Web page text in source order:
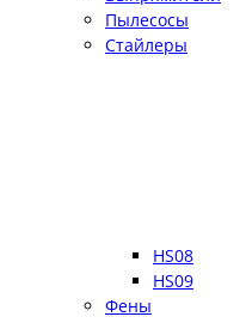
Пылесосы
Стайлеры
HS08
HS09
Фены